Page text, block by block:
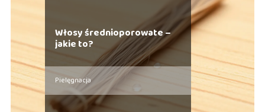
Włosy średnioporowate –
jakie to?
Pielęgnacja